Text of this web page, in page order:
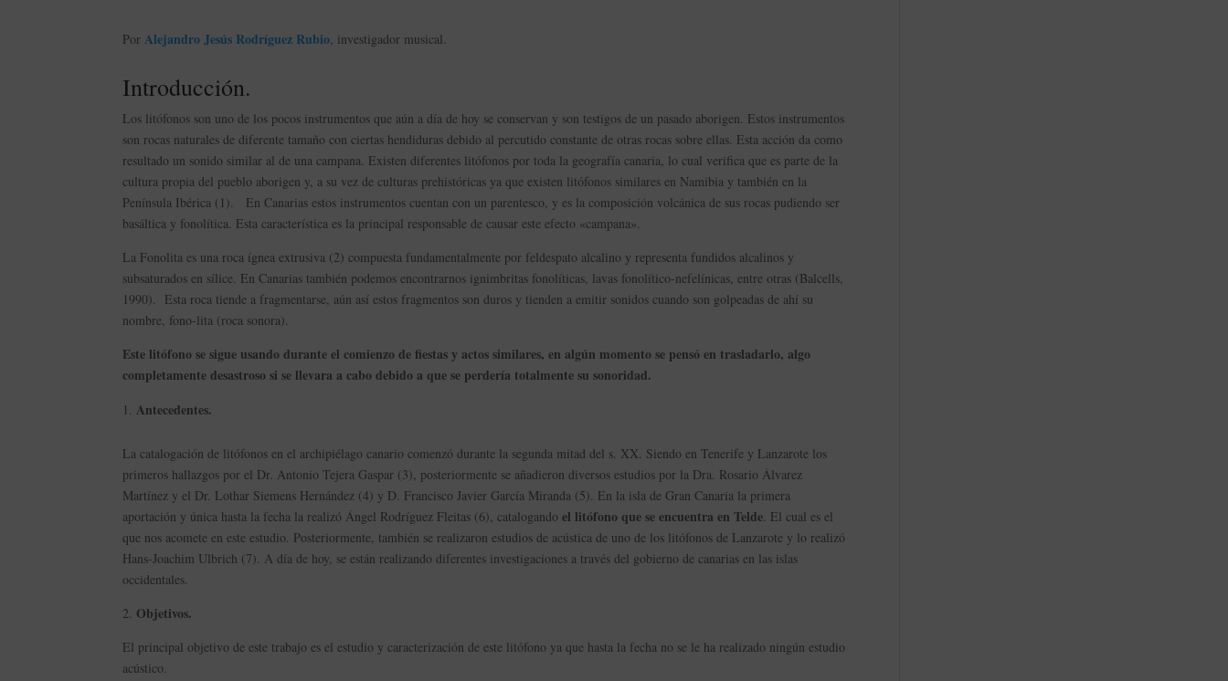
PorAlejandro Jesús Rodríguez Rubio, investigador musical.
Introducción.
Los litófonos son uno de los pocos instrumentos que aún a día de hoy se conservan y son testigos de un pasado aborigen. Estos instrumentos
son rocas naturales de diferente tamaño con ciertas hendiduras debido al percutido constante de otras rocas sobre ellas. Esta acción da como
resultado un sonido similar al de una campana. Existen diferentes litófonos por toda la geografía canaria, lo cual verifica que es parte de la
cultura propia del pueblo aborigen y, a su vez de culturas prehistóricas ya que existen litófonos similares en Namibia y también en la
Península Ibérica (1). En Canarias estos instrumentos cuentan con un parentesco, y es la composición volcánica de sus rocas pudiendo ser
basáltica y fonolítica. Esta característica es la principal responsable de causar este efecto «campana».
La Fonolita es una roca ígnea extrusiva (2) compuesta fundamentalmente por feldespato alcalino y representa fundidos alcalinos y
subsaturados en sílice. En Canarias también podemos encontrarnos ignimbritas fonolíticas, lavas fonolítico-nefelínicas, entre otras (Balcells,
1990). Esta roca tiende a fragmentarse, aún así estos fragmentos son duros y tienden a emitir sonidos cuando son golpeadas de ahí su
nombre, fono-lita (roca sonora).
Este litófono se sigue usando durante el comienzo de fiestas y actos similares, en algún momento se pensó en trasladarlo, algo
completamente desastroso si se llevara a cabo debido a que se perdería totalmente su sonoridad.
Antecedentes.
La catalogación de litófonos en el archipiélago canario comenzó durante la segunda mitad del s. XX. Siendo en Tenerife y Lanzarote los
primeros hallazgos por el Dr. Antonio Tejera Gaspar (3), posteriormente se añadieron diversos estudios por la Dra. Rosario Álvarez
Martínez y el Dr. Lothar Siemens Hernández (4) y D. Francisco Javier García Miranda (5). En la isla de Gran Canaria la primera
aportación y única hasta la fecha la realizó Ángel Rodríguez Fleitas (6), catalogandoel litófono que se encuentra en Telde. El cual es el
que nos acomete en este estudio. Posteriormente, también se realizaron estudios de acústica de uno de los litófonos de Lanzarote y lo realizó
Hans-Joachim Ulbrich (7). A día de hoy, se están realizando diferentes investigaciones a través del gobierno de canarias en las islas
occidentales.
2. Objetivos.
El principal objetivo de este trabajo es el estudio y caracterización de este litófono ya que hasta la fecha no se le ha realizado ningún estudio
acústico.